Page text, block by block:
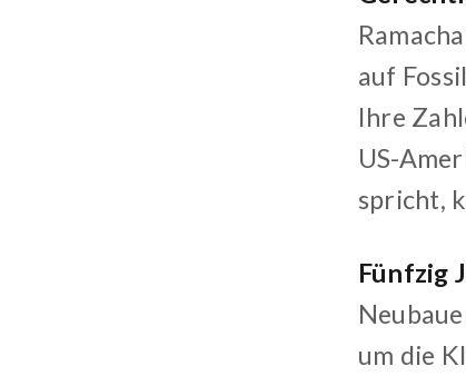
auf
Ihre
US-
spricht,
Fünfzig
um die